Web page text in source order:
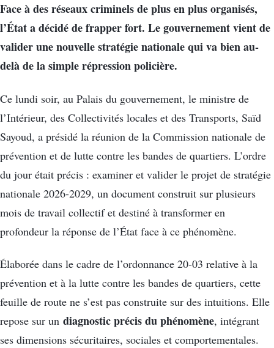
Face à des réseaux criminels de plus en plus organisés,
l’État a décidé de frapper fort. Le gouvernement vient de
valider une nouvelle stratégie nationale qui va bien au-
delà de la simple répression policière.
Ce lundi soir, au Palais du gouvernement, le ministre de
l’Intérieur, des Collectivités locales et des Transports, Saïd
Sayoud, a présidé la réunion de la Commission nationale de
prévention et de lutte contre les bandes de quartiers. L’ordre
du jour était précis : examiner et valider le projet de stratégie
nationale 2026-2029, un document construit sur plusieurs
mois de travail collectif et destiné à transformer en
profondeur la réponse de l’État face à ce phénomène.
Élaborée dans le cadre de l’ordonnance 20-03 relative à la
prévention et à la lutte contre les bandes de quartiers, cette
feuille de route ne s’est pas construite sur des intuitions. Elle
repose sur un diagnostic précis du phénomène, intégrant
ses dimensions sécuritaires, sociales et comportementales.